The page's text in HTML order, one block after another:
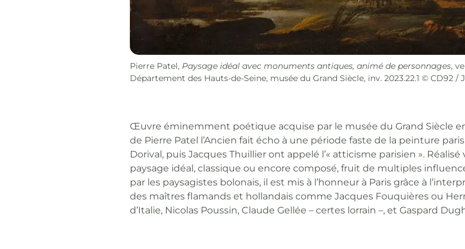
Pierre Patel, Paysage idéal avec monuments antiques, animé de personnages,
Département des Hauts-de-Seine, musée du Grand Siècle, inv. 2023.22.1 © CD92 /
Œuvre éminemment poétique acquise par le musée du Grand Siècle
de Pierre Patel l’Ancien fait écho à une période faste de la peinture
Dorival, puis Jacques Thuillier ont appelé l’« atticisme parisien ».
paysage idéal, classique ou encore composé, fruit de multiples
par les paysagistes bolonais, il est mis à l’honneur à Paris grâce à
des maîtres flamands et hollandais comme Jacques Fouquières ou
d’Italie, Nicolas Poussin, Claude Gellée – certes lorrain –, et Gaspard